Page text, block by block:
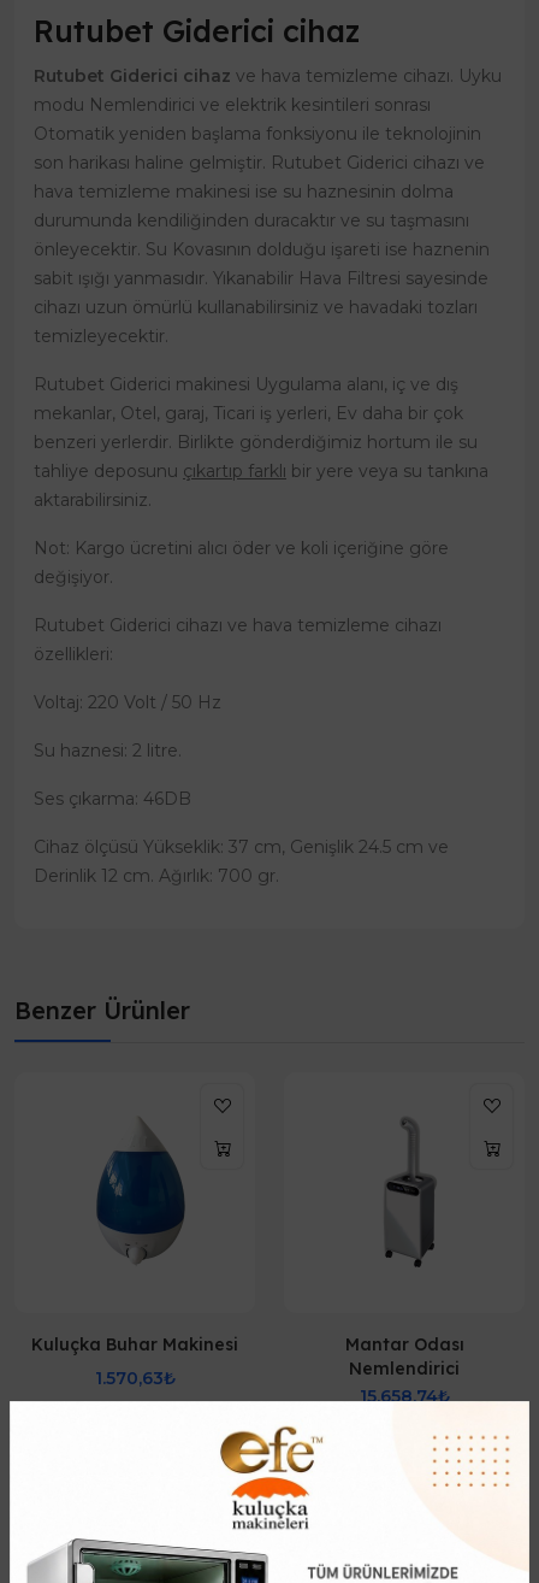
Rutubet Giderici cihaz
Rutubet Giderici cihaz ve hava temizleme cihazı. Uyku
modu Nemlendirici ve elektrik kesintileri sonrası
Otomatik yeniden başlama fonksiyonu ile teknolojinin
son harikası haline gelmiştir. Rutubet Giderici cihazı ve
hava temizleme makinesi ise su haznesinin dolma
durumunda kendiliğinden duracaktır ve su taşmasını
önleyecektir. Su Kovasının dolduğu işareti ise haznenin
sabit ışığı yanmasıdır. Yıkanabilir Hava Filtresi sayesinde
cihazı uzun ömürlü kullanabilirsiniz ve havadaki tozları
temizleyecektir.
Rutubet Giderici makinesi Uygulama alanı, iç ve dış
mekanlar, Otel, garaj, Ticari iş yerleri, Ev daha bir çok
benzeri yerlerdir. Birlikte gönderdiğimiz hortum ile su
tahliye deposunu çıkartıp farklı bir yere veya su tankına
aktarabilirsiniz.
Not: Kargo ücretini alıcı öder ve koli içeriğine göre
değişiyor.
Rutubet Giderici cihazı ve hava temizleme cihazı
özellikleri:
Voltaj: 220 Volt / 50 Hz
Su haznesi: 2 litre.
Ses çıkarma: 46DB
Cihaz ölçüsü Yükseklik: 37 cm, Genişlik 24.5 cm ve
Derinlik 12 cm. Ağırlık: 700 gr.
Benzer Ürünler
Kuluçka Buhar Makinesi
1.570,63₺
üretmek için kullanılır. Kuluçka
makinelerinin içinde veya
harici olarak kullanılır. Genelde
Mantar Odası
Nemlendirici
15.658,74₺
Mantar Odası Nemlendirici
veya ekmek nemlendirici
olarak kullanmak mümkün.
Mantarhane Buhar Makinesi
olarak adlandırdığımız nem